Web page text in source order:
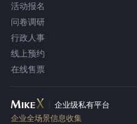
活动报名
问卷调研
行政人事
线上预约
在线售票
企业级私有平台
企业全场景信息收集